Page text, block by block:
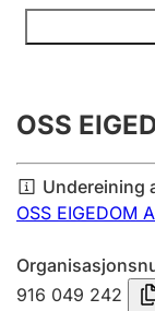
Registrere,
Innsending
Tinglysing
Opplysninger
OSS
Undereining
OSS EIGEDOM
916 049 242